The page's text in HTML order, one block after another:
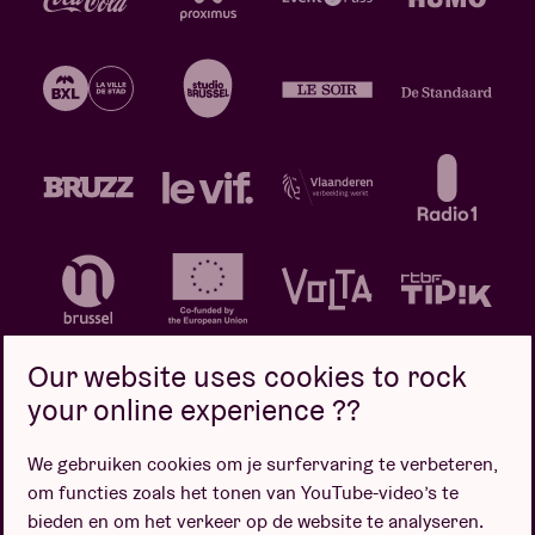
Privacybeleid Cookiebeleid
Verkoopsvoorwaarden
Design door
Our website uses cookies to rock
your online experience ??
We gebruiken cookies om je surfervaring te verbeteren,
om functies zoals het tonen van YouTube-video’s te
bieden en om het verkeer op de website te analyseren.